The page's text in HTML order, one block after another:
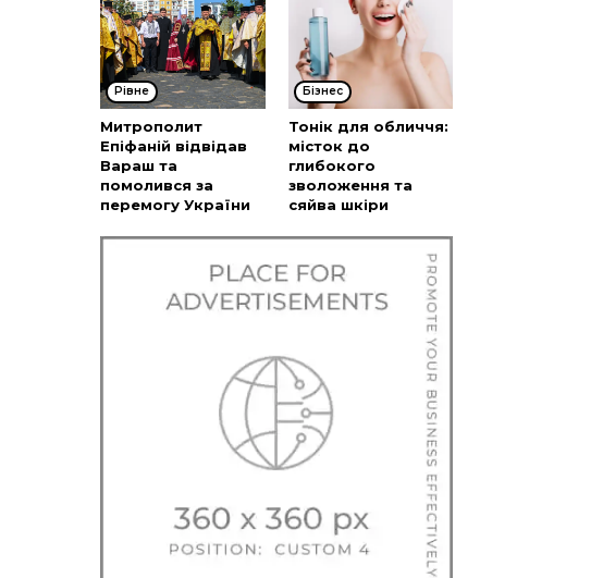
Рівне
Митрополит
Епіфаній відвідав
Вараш та
помолився за
перемогу України
Бізнес
Тонік для обличчя:
місток до
глибокого
зволоження та
сяйва шкіри